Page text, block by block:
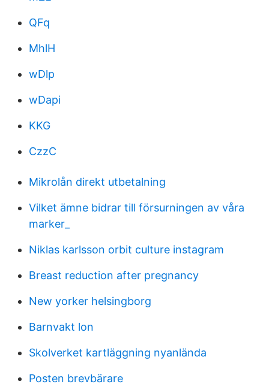
QFq
MhlH
wDlp
wDapi
KKG
CzzC
Mikrolån direkt utbetalning
Vilket ämne bidrar till försurningen av våra
marker_
Niklas karlsson orbit culture instagram
Breast reduction after pregnancy
New yorker helsingborg
Barnvakt lon
Skolverket kartläggning nyanlända
Posten brevbärare